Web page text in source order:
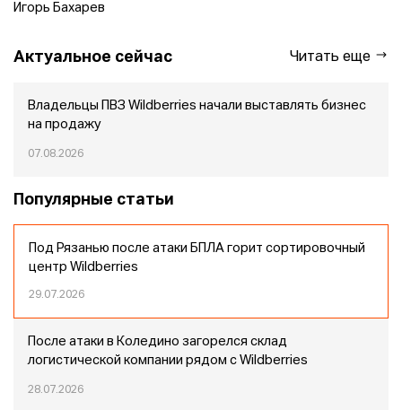
Игорь Бахарев
Актуальное сейчас Читать еще
Владельцы ПВЗ Wildberries начали выставлять бизнес
на продажу
07.08.2026
Популярные статьи
Под Рязанью после атаки БПЛА горит сортировочный
центр Wildberries
29.07.2026
После атаки в Коледино загорелся склад
логистической компании рядом с Wildberries
28.07.2026